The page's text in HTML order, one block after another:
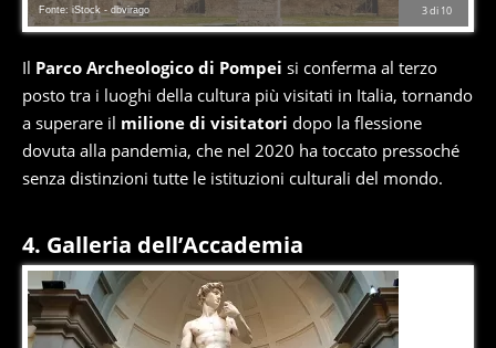
3di 10
Fonte: iStock - dbvirago
Il Parco Archeologico di Pompei si conferma al terzo
posto tra i luoghi della cultura più visitati in Italia, tornando
a superare il milione di visitatori dopo la flessione
dovuta alla pandemia, che nel 2020 ha toccato pressoché
senza distinzioni tutte le istituzioni culturali del mondo.
4. Galleria dell’Accademia